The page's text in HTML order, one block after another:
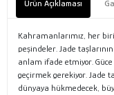
Ürün Açıklaması
Kahramanlarımız, her
peşindeler. Jade
anlam ifade etmiyor.
geçirmek gerekiyor. Jade
dünyaya hükmedecek,